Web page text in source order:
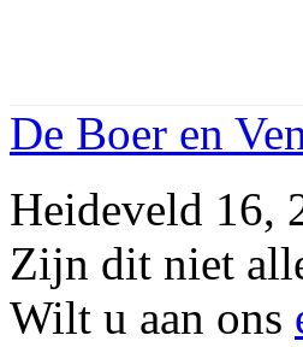
De Boer en
Heideveld 16,
Zijn dit niet
Wilt u aan ons